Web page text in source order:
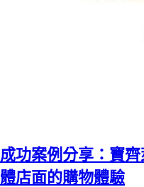
成功案例分享：寶
體店面的購物體驗